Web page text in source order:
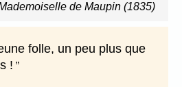
de Maupin (1835)
folle, un peu plus que
!